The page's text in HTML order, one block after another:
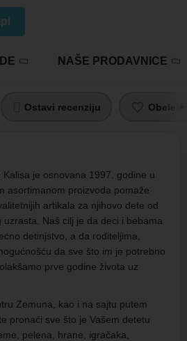
NAŠE PRODAVNICE
Ostavi recenziju Obeleži
je osnovana 1997. godine u
asortimanom proizvoda pomaže
artikala za njihovo dete od
Naš cilj je da deci i bebama
detinjstvo, a da roditeljima,
da sve što im je potrebno
prve godine života uz
Zemuna, kao i na sajtu putem
pronaći sve što je Vašem detetu
pelena, hrane, igračaka,